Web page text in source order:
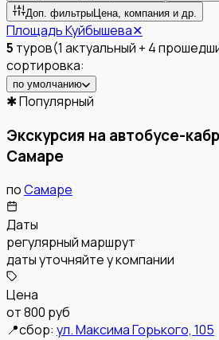
Доп. фильтры Цена, компания и др.
Площадь Куйбышева✕
5 туров(1 актуальный + 4
сортировка:
по умолчанию
✱ Популярный
Экскурсия на автобусе-
Самаре
поСамаре
Даты
регулярный маршрут
даты уточняйте у компании
Цена
от800 руб
📍сбор: ул. Максима Горького, 105